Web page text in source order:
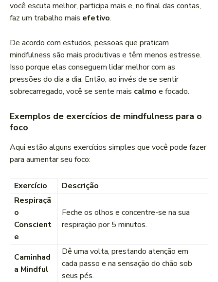
você escuta melhor, participa mais e, no final das contas,
faz um trabalho mais efetivo.
De acordo com estudos, pessoas que praticam
mindfulness são mais produtivas e têm menos estresse.
Isso porque elas conseguem lidar melhor com as
pressões do dia a dia. Então, ao invés de se sentir
sobrecarregado, você se sente mais calmo e focado.
Exemplos de exercícios de mindfulness para o
foco
Aqui estão alguns exercícios simples que você pode fazer
para aumentar seu foco:
Exercício
Descrição
Respiraçã
o
Conscient
e
Feche os olhos e concentre-se na sua
respiração por 5 minutos.
Caminhad
a Mindful
Dê uma volta, prestando atenção em
cada passo e na sensação do chão sob
seus pés.